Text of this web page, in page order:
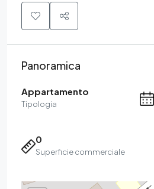
Panoramica
Appartamento
Tipologia
0
Superficie commerciale